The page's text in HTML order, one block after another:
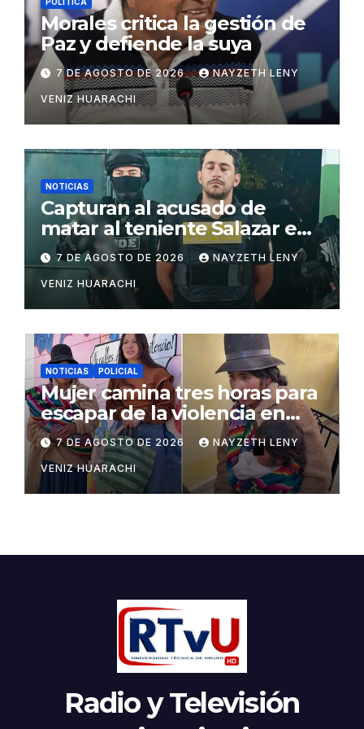
POLÍTICA
Morales critica la gestión de
Paz y defiende la suya
7 DE AGOSTO DE 2026 NAYZETH LENY
VENIZ HUARACHI
NOTICIAS
Capturan al acusado de
matar al teniente Salazar en
San Matías
7 DE AGOSTO DE 2026 NAYZETH LENY
VENIZ HUARACHI
NOTICIAS POLICIAL
Mujer camina tres horas para
escapar de la violencia en
Potosí
7 DE AGOSTO DE 2026 NAYZETH LENY
VENIZ HUARACHI
Radio y Televisión